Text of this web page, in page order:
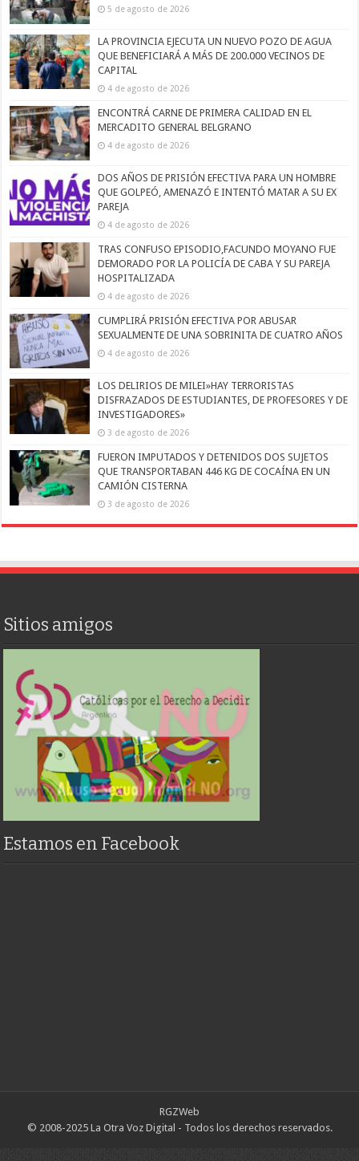
5 de agosto de 2026
LA PROVINCIA EJECUTA UN NUEVO POZO DE AGUA
QUE BENEFICIARÁ A MÁS DE 200.000 VECINOS DE
CAPITAL
4 de agosto de 2026
ENCONTRÁ CARNE DE PRIMERA CALIDAD EN EL
MERCADITO GENERAL BELGRANO
4 de agosto de 2026
DOS AÑOS DE PRISIÓN EFECTIVA PARA UN HOMBRE
QUE GOLPEÓ, AMENAZÓ E INTENTÓ MATAR A SU EX
PAREJA
4 de agosto de 2026
TRAS CONFUSO EPISODIO,FACUNDO MOYANO FUE
DEMORADO POR LA POLICÍA DE CABA Y SU PAREJA
HOSPITALIZADA
4 de agosto de 2026
CUMPLIRÁ PRISIÓN EFECTIVA POR ABUSAR
SEXUALMENTE DE UNA SOBRINITA DE CUATRO AÑOS
4 de agosto de 2026
LOS DELIRIOS DE MILEI»HAY TERRORISTAS
DISFRAZADOS DE ESTUDIANTES, DE PROFESORES Y DE
INVESTIGADORES»
3 de agosto de 2026
FUERON IMPUTADOS Y DETENIDOS DOS SUJETOS
QUE TRANSPORTABAN 446 KG DE COCAÍNA EN UN
CAMIÓN CISTERNA
3 de agosto de 2026
Sitios amigos
Estamos en Facebook
RGZWeb
© 2008-2025 La Otra Voz Digital - Todos los derechos reservados.